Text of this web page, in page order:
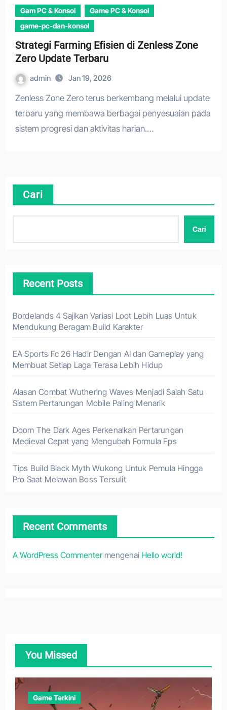
Gam PC & Konsol
Game PC & Konsol
game-pc-dan-konsol
Strategi Farming Efisien di Zenless Zone
Zero Update Terbaru
admin Jan 19, 2026
Zenless Zone Zero terus berkembang melalui update
terbaru yang membawa berbagai penyesuaian pada
sistem progresi dan aktivitas harian.…
Cari
Cari
Recent Posts
Bordelands 4 Sajikan Variasi Loot Lebih Luas Untuk
Mendukung Beragam Build Karakter
EA Sports Fc 26 Hadir Dengan AI dan Gameplay yang
Membuat Setiap Laga Terasa Lebih Hidup
Alasan Combat Wuthering Waves Menjadi Salah Satu
Sistem Pertarungan Mobile Paling Menarik
Doom The Dark Ages Perkenalkan Pertarungan
Medieval Cepat yang Mengubah Formula Fps
Tips Build Black Myth Wukong Untuk Pemula Hingga
Pro Saat Melawan Boss Tersulit
Recent Comments
A WordPress Commentermengenai Hello world!
You Missed
Game Terkini